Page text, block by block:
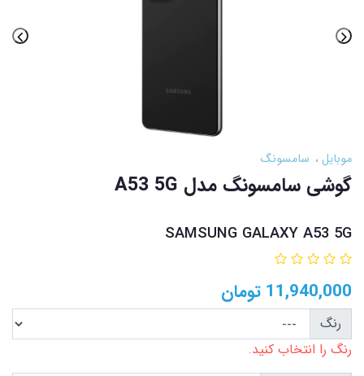
موبایل سامسونگ
گوشی سامسونگ مدل A53 5G
SAMSUNG GALAXY A53 5G
11,940,000 تومان
رنگ
رنگ را انتخاب کنید.